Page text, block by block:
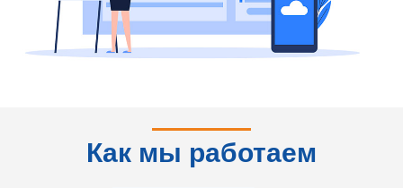
Как мы работаем